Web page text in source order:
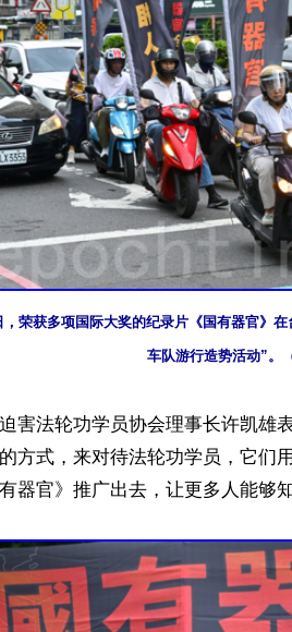
，荣获多项国际大奖的纪录片《国有器官》
车队游行造势活动”。
害法轮功学员协会理事长许凯雄
方式，来对待法轮功学员，它们
器官》推广出去，让更多人能够